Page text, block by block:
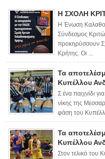
Η ΣΧΟΛΗ
Η Ένωση
Σύνδεσμος
προκηρύσσουν
Κρήτης. Οι ...
Τα
Κυπέλλου
Σ ένα παιχνίδι
νίκης της
φάση του
Τα
Κυπέλλου
Στον τελικό του